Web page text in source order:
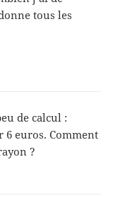
tous les
de calcul :
6 euros. Comment
?